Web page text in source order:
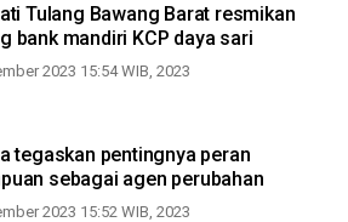
Tulang Bawang Barat resmikan
bank mandiri KCP daya sari
2023 15:54 WIB, 2023
tegaskan pentingnya peran
sebagai agen perubahan
2023 15:52 WIB, 2023